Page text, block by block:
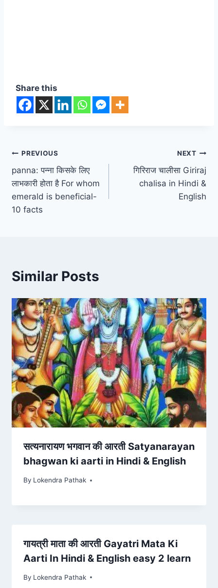
Share this
Post
navigation
PREVIOUS
panna: पन्ना किसके लिए
लाभकारी होता है For whom
emerald is beneficial-
10 facts
NEXT
गिरिराज चालीसा Giriraj
chalisa in Hindi &
English
Similar Posts
सत्यनारायण भगवान की आरती Satyanarayan
bhagwan ki aarti in Hindi & English
By Lokendra Pathak
गायत्री माता की आरती Gayatri Mata Ki
Aarti In Hindi & English easy 2 learn
By Lokendra Pathak